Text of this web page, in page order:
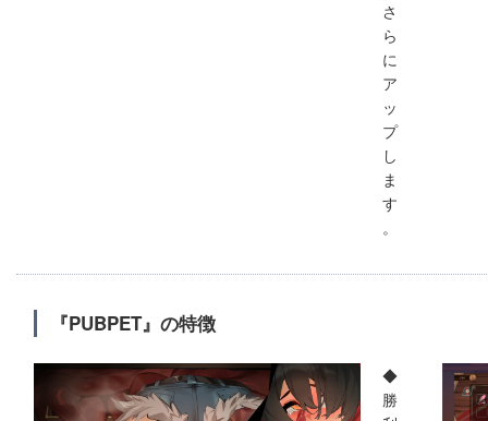
さ
ら
に
ア
ッ
プ
し
ま
す
。
『PUBPET』の特徴
◆
勝